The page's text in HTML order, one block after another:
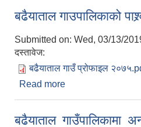
माग सहयोग
बढैयाताल गाउपालिकाको
Submitted on: Wed, 03/13/
दस्तावेज:
बढैयाताल गाउँ प्रोफाइल
Read more
बढैयाताल गाउँपालिकामा